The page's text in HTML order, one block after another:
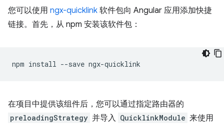
您可以使用 ngx-quicklink 软件包向 Angular 应用添加快捷
链接。首先，从 npm 安装该软件包：
npm install --save
在项目中提供该组件后，您可以通过指定路由器的
preloadingStrategy 并导入 QuicklinkModule 来使用